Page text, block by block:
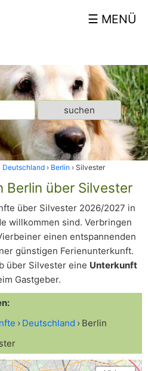
Deutschland Berlin Silvester
Berlin über Silvester
über Silvester 2026/2027 in
willkommen sind. Verbringen
einen entspannenden
günstigen Ferienunterkunft.
über Silvester eine Unterkunft
Gastgeber.
Deutschland
Berlin